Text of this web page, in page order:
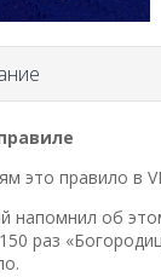
это правило в
об
раз